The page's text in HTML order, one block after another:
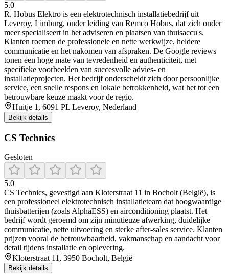
5.0
R. Hobus Elektro is een elektrotechnisch installatiebedrijf uit
Leveroy, Limburg, onder leiding van Remco Hobus, dat zich onder
meer specialiseert in het adviseren en plaatsen van thuisaccu's.
Klanten roemen de professionele en nette werkwijze, heldere
communicatie en het nakomen van afspraken. De Google reviews
tonen een hoge mate van tevredenheid en authenticiteit, met
specifieke voorbeelden van succesvolle advies- en
installatieprojecten. Het bedrijf onderscheidt zich door persoonlijke
service, een snelle respons en lokale betrokkenheid, wat het tot een
betrouwbare keuze maakt voor de regio.
Huitje 1, 6091 PL Leveroy, Nederland
Bekijk details
CS Technics
Gesloten
5.0
CS Technics, gevestigd aan Kloterstraat 11 in Bocholt (België), is
een professioneel elektrotechnisch installatieteam dat hoogwaardige
thuisbatterijen (zoals AlphaESS) en airconditioning plaatst. Het
bedrijf wordt geroemd om zijn minutieuze afwerking, duidelijke
communicatie, nette uitvoering en sterke after‑sales service. Klanten
prijzen vooral de betrouwbaarheid, vakmanschap en aandacht voor
detail tijdens installatie en oplevering.
Kloterstraat 11, 3950 Bocholt, België
Bekijk details